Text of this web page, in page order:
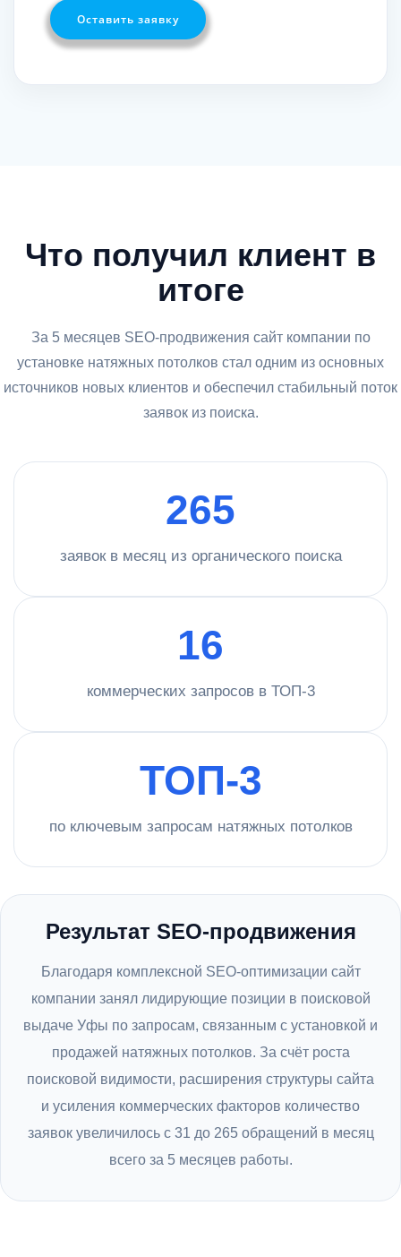
Оставить заявку
Что получил клиент в
итоге
За 5 месяцев SEO-продвижения сайт компании по
установке натяжных потолков стал одним из основных
источников новых клиентов и обеспечил стабильный поток
заявок из поиска.
265
заявок в месяц из органического поиска
16
коммерческих запросов в ТОП-3
ТОП-3
по ключевым запросам натяжных потолков
Результат SEO-продвижения
Благодаря комплексной SEO-оптимизации сайт
компании занял лидирующие позиции в поисковой
выдаче Уфы по запросам, связанным с установкой и
продажей натяжных потолков. За счёт роста
поисковой видимости, расширения структуры сайта
и усиления коммерческих факторов количество
заявок увеличилось с 31 до 265 обращений в месяц
всего за 5 месяцев работы.